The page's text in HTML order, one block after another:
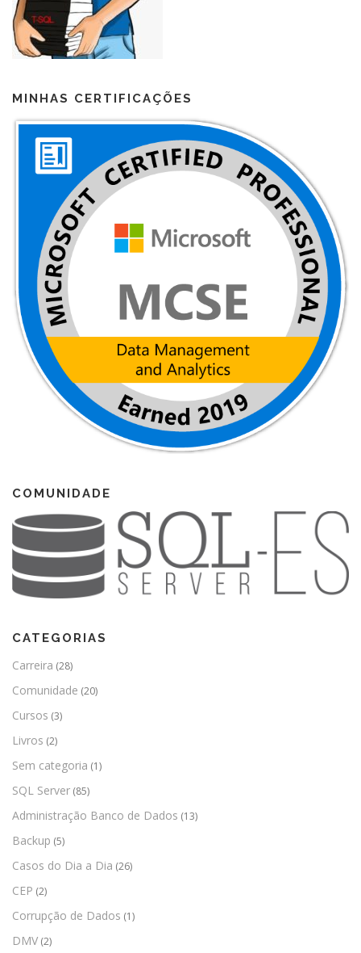
MINHAS CERTIFICAÇÕES
COMUNIDADE
CATEGORIAS
Carreira (28)
Comunidade (20)
Cursos (3)
Livros (2)
Sem categoria (1)
SQL Server (85)
Administração Banco de Dados (13)
Backup (5)
Casos do Dia a Dia (26)
CEP (2)
Corrupção de Dados (1)
DMV (2)